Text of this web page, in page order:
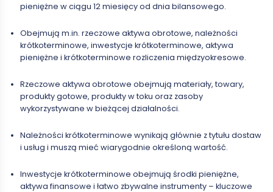
pieniężne w ciągu 12 miesięcy od dnia bilansowego.
Obejmują m.in. rzeczowe aktywa obrotowe, należności
krótkoterminowe, inwestycje krótkoterminowe, aktywa
pieniężne i krótkoterminowe rozliczenia międzyokresowe.
Rzeczowe aktywa obrotowe obejmują materiały, towary,
produkty gotowe, produkty w toku oraz zasoby
wykorzystywane w bieżącej działalności.
Należności krótkoterminowe wynikają głównie z tytułu dostaw
i usług i muszą mieć wiarygodnie określoną wartość.
Inwestycje krótkoterminowe obejmują środki pieniężne,
aktywa finansowe i łatwo zbywalne instrumenty – kluczowe